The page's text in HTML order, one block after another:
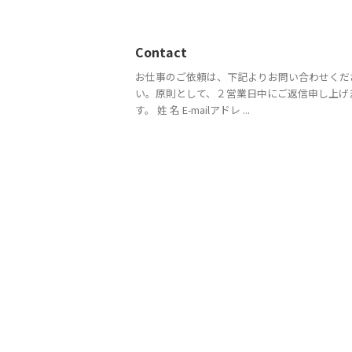
Contact
お仕事のご依頼は、下記よりお問い合わせく
い。原則として、２営業日中にご返信申し上げ
す。 姓 名 E-mailアドレ ...